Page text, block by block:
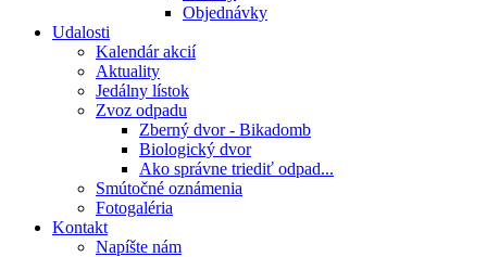
Objednávky
Udalosti
Kalendár akcií
Aktuality
Jedálny lístok
Zvoz odpadu
Zberný dvor - Bikadomb
Biologický dvor
Ako správne triediť odpad...
Smútočné oznámenia
Fotogaléria
Kontakt
Napíšte nám